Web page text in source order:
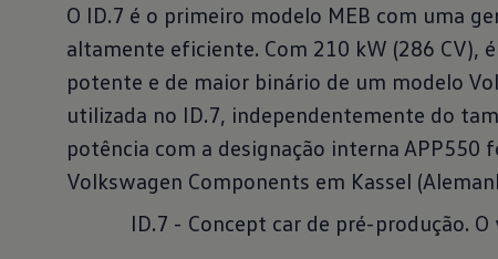
O ID.7 é o primeiro modelo MEB com uma
altamente eficiente. Com 210 kW (286 CV),
potente e de maior binário de um modelo
utilizada no ID.7, independentemente do
potência com a designação interna
Volkswagen Components em Kassel
ID.7 - Concept car de pré-produção.